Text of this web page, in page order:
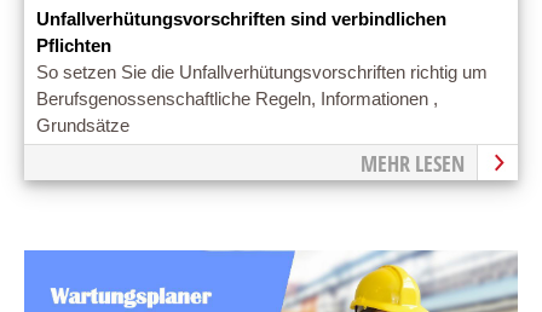
Unfallverhütungsvorschriften sind verbindlichen
Pflichten
So setzen Sie die Unfallverhütungsvorschriften richtig um
Berufsgenossenschaftliche Regeln, Informationen ,
Grundsätze
MEHR LESEN